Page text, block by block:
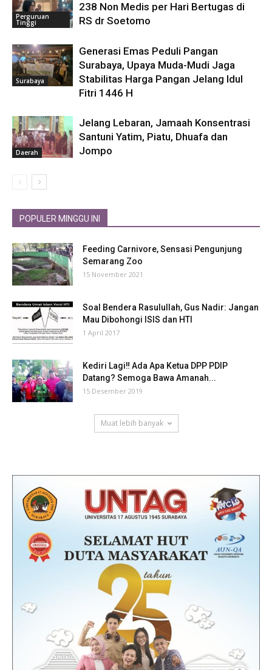
Perguruan
Tinggi
238 Non Medis per Hari Bertugas di
RS dr Soetomo
Surabaya
Generasi Emas Peduli Pangan
Surabaya, Upaya Muda-Mudi Jaga
Stabilitas Harga Pangan Jelang Idul
Fitri 1446 H
Daerah
Jelang Lebaran, Jamaah Konsentrasi
Santuni Yatim, Piatu, Dhuafa dan
Jompo
POPULER MINGGU INI
Feeding Carnivore, Sensasi Pengunjung
Semarang Zoo
15 November 2021
Soal Bendera Rasulullah, Gus Nadir: Jangan
Mau Dibohongi ISIS dan HTI
1 April 2017
Kediri Lagi‼ Ada Apa Ketua DPP PDIP
Datang? Semoga Bawa Amanah...
15 Desember 2019
Muat lebih banyak